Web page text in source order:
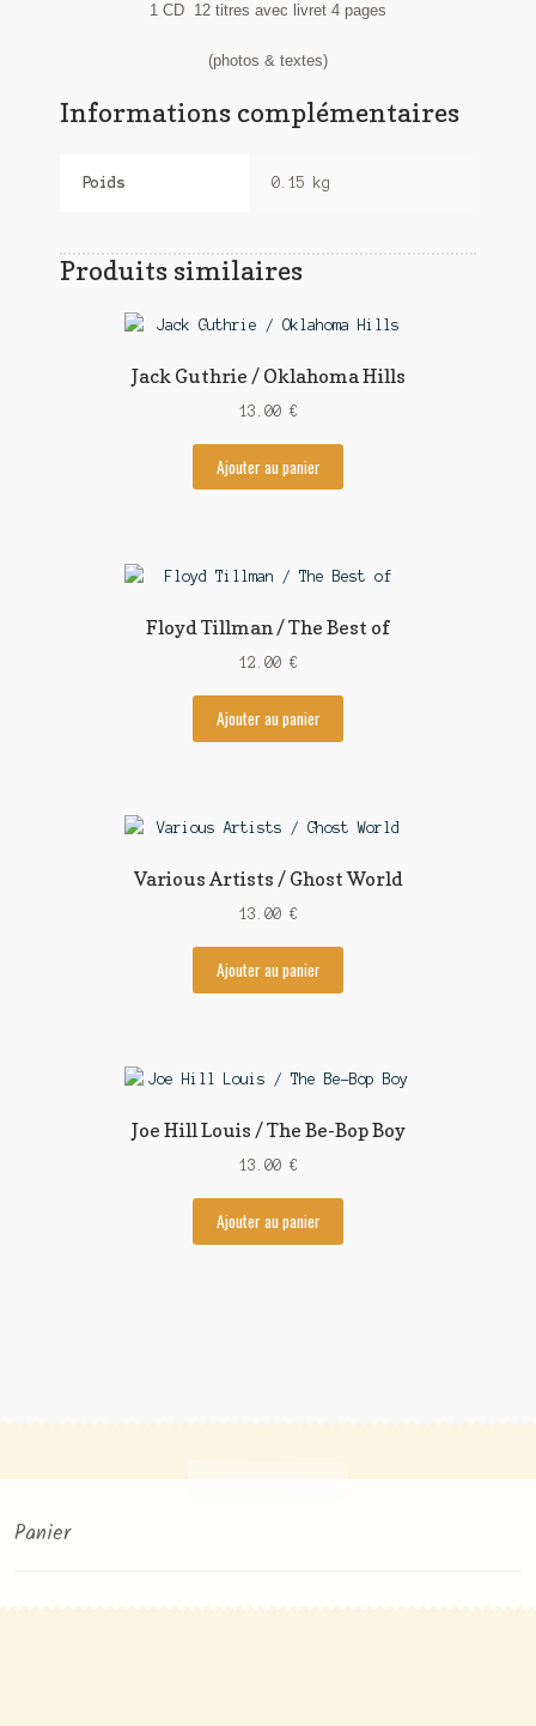
1 CD 12 titres avec livret 4 pages
(photos & textes)
Informations complémentaires
Poids 0.15 kg
Produits similaires
Jack Guthrie / Oklahoma Hills
13.00 €
Ajouter au panier
Floyd Tillman / The Best of
12.00 €
Ajouter au panier
Various Artists / Ghost World
13.00 €
Ajouter au panier
Joe Hill Louis / The Be-Bop Boy
13.00 €
Ajouter au panier
Panier